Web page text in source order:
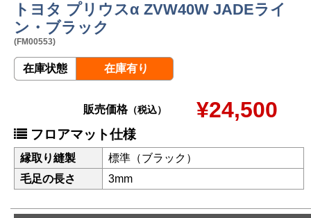
トヨタ プリウスα ZVW40W JADEライ
ン・ブラック
(FM00553)
在庫状態 在庫有り
販売価格（税込） ¥24,500
フロアマット仕様
縁取り縫製
標準（ブラック）
毛足の長さ
3mm